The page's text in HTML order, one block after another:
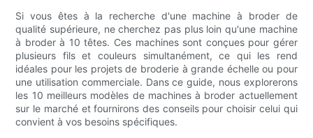
Si vous êtes à la recherche d'une machine à broder de
qualité supérieure, ne cherchez pas plus loin qu'une machine
à broder à 10 têtes. Ces machines sont conçues pour gérer
plusieurs fils et couleurs simultanément, ce qui les rend
idéales pour les projets de broderie à grande échelle ou pour
une utilisation commerciale. Dans ce guide, nous explorerons
les 10 meilleurs modèles de machines à broder actuellement
sur le marché et fournirons des conseils pour choisir celui qui
convient à vos besoins spécifiques.